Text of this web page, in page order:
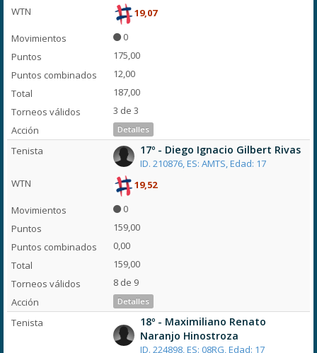
19,07
0
175,00
12,00
187,00
3 de 3
Detalles
17º - Diego Ignacio Gilbert Rivas
ID. 210876, ES: AMTS, Edad: 17
19,52
0
159,00
0,00
159,00
8 de 9
Detalles
18º - Maximiliano Renato
Naranjo Hinostroza
ID. 224898, ES: 08RG, Edad: 17